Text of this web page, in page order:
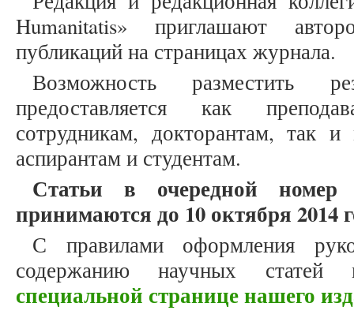
Humanitatis» приглашают
публикаций на страницах журнала.
Возможность разместить
предоставляется как
сотрудникам, докторантам, так
аспирантам и студентам.
Статьи в очередной
принимаются до 10 октября 2014
С правилами оформления
содержанию научных
специальной странице нашего